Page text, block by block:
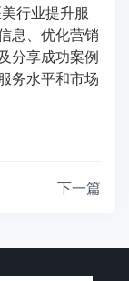
行业提升服
息、优化营销
分享成功案例
务水平和市场
下一篇